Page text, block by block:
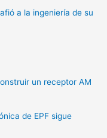
a la ingeniería de su
un receptor AM
de EPF sigue